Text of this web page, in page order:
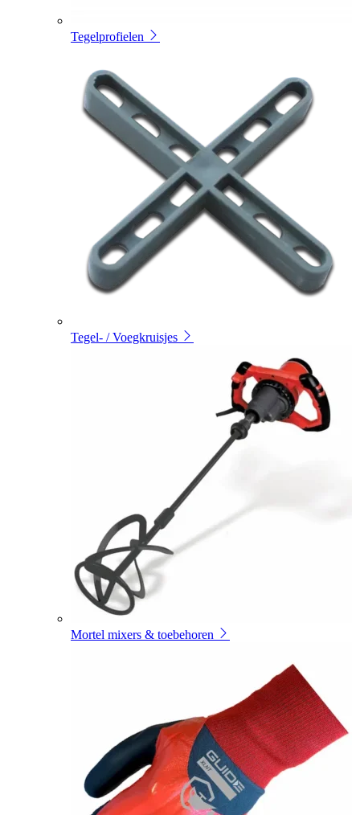
Tegelprofielen
Tegel- / Voegkruisjes
Mortel mixers & toebehoren